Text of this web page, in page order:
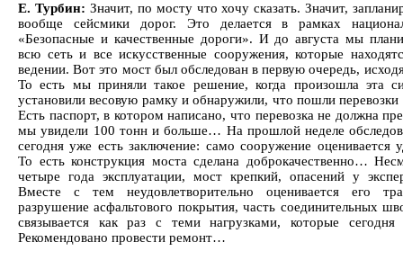
Е. Турбин: Значит, по мосту что хочу сказать. Значит,
вообще сейсмики дорог. Это делается в рамках
«Безопасные и качественные дороги». И до августа мы
всю сеть и все искусственные сооружения, которые
ведении. Вот это мост был обследован в первую очередь,
То есть мы приняли такое решение, когда произошла эта
установили весовую рамку и обнаружили, что пошли перевозки
Есть паспорт, в котором написано, что перевозка не должна
мы увидели 100 тонн и больше… На прошлой неделе
сегодня уже есть заключение: само сооружение оценивается
То есть конструкция моста сделана доброкачественно…
четыре года эксплуатации, мост крепкий, опасений у
Вместе с тем неудовлетворительно оценивается его
разрушение асфальтового покрытия, часть соединительных
связывается как раз с теми нагрузками, которые сегодня
Рекомендовано провести ремонт…